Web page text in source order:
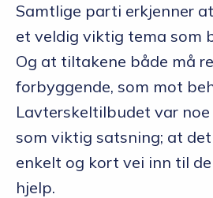
Samtlige parti erkjenner
et veldig viktig tema som
Og at tiltakene både må
forbyggende, som mot
Lavterskeltilbudet var
som viktig satsning; at
enkelt og kort vei inn til
hjelp.